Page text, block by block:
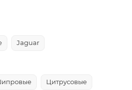
Jaguar
Цитрусовые